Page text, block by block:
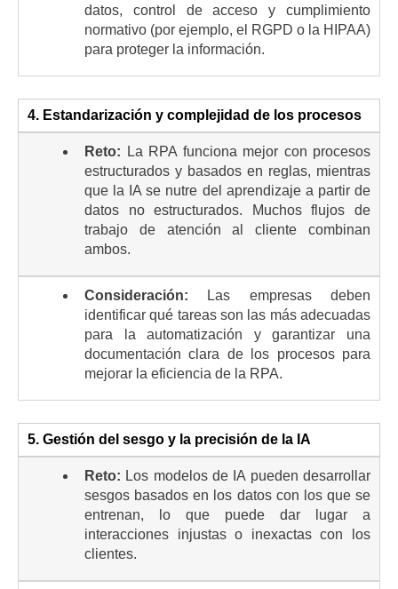
datos, control de acceso y cumplimiento
normativo (por ejemplo, el RGPD o la HIPAA)
para proteger la información.
4. Estandarización y complejidad de los procesos
Reto: La RPA funciona mejor con procesos
estructurados y basados en reglas, mientras
que la IA se nutre del aprendizaje a partir de
datos no estructurados. Muchos flujos de
trabajo de atención al cliente combinan
ambos.
Consideración: Las empresas deben
identificar qué tareas son las más adecuadas
para la automatización y garantizar una
documentación clara de los procesos para
mejorar la eficiencia de la RPA.
5. Gestión del sesgo y la precisión de la IA
Reto: Los modelos de IA pueden desarrollar
sesgos basados en los datos con los que se
entrenan, lo que puede dar lugar a
interacciones injustas o inexactas con los
clientes.